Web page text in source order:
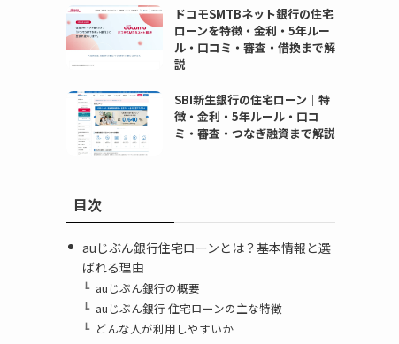
ドコモSMTBネット銀行の住宅
ローンを特徴・金利・5年ルー
ル・口コミ・審査・借換まで解
説
SBI新生銀行の住宅ローン｜特
徴・金利・5年ルール・口コ
ミ・審査・つなぎ融資まで解説
目次
auじぶん銀行住宅ローンとは？基本情報と選
ばれる理由
auじぶん銀行の概要
auじぶん銀行 住宅ローンの主な特徴
どんな人が利用しやすいか